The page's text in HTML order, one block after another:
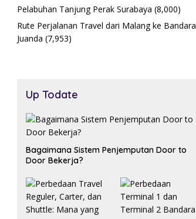
Pelabuhan Tanjung Perak Surabaya (8,000)
Rute Perjalanan Travel dari Malang ke Bandara
Juanda (7,953)
Up Todate
Bagaimana Sistem Penjemputan Door to
Door Bekerja?